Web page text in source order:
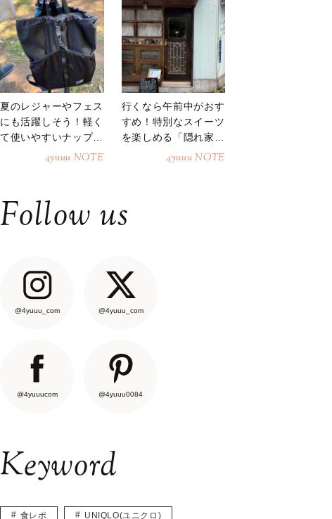
夏のレジャーやフェス
にも活躍しそう！軽く
て使いやすいナップサ
4yuuu NOTE
行くなら午前中がおす
すめ！特別なスイーツ
を楽しめる「隠れ家カ
4yuuu NOTE
Follow us
@4yuuu_com @4yuuu_com
@4yuuucom @4yuuu0084
Keyword
食レポ UNIQLO(ユニクロ)